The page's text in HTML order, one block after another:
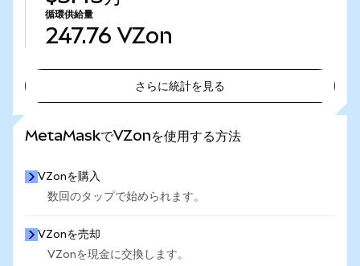
循環供給量
247.76 VZon
さらに統計を見る
MetaMaskでVZonを使用する方法
VZonを購入
数回のタップで始められます。
VZonを売却
VZonを現金に交換します。